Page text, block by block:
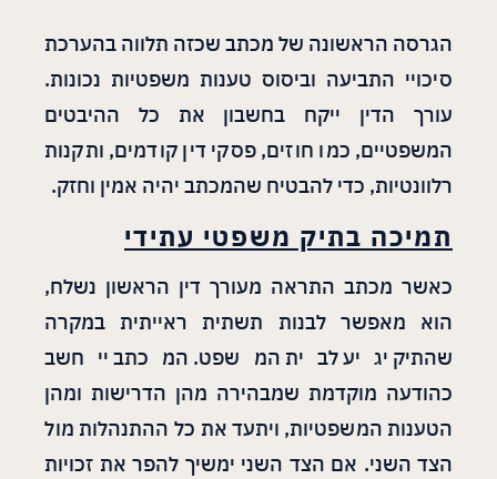
הגרסה הראשונה של מכתב שכזה תלווה בהערכת
סיכויי התביעה וביסוס טענות משפטיות נכונות.
עורך הדין ייקח בחשבון את כל ההיבטים
המשפטיים, כמו חוזים, פסקי דין קודמים, ותקנות
רלוונטיות, כדי להבטיח שהמכתב יהיה אמין וחזק.
תמיכה בתיק משפטי עתידי
כאשר מכתב התראה מעורך דין הראשון נשלח,
הוא מאפשר לבנות תשתית ראייתית במקרה
שהתיק יגיע לבית המשפט. המכתב ייחשב
כהודעה מוקדמת שמבהירה מהן הדרישות ומהן
הטענות המשפטיות, ויתעד את כל ההתנהלות מול
הצד השני. אם הצד השני ימשיך להפר את זכויות